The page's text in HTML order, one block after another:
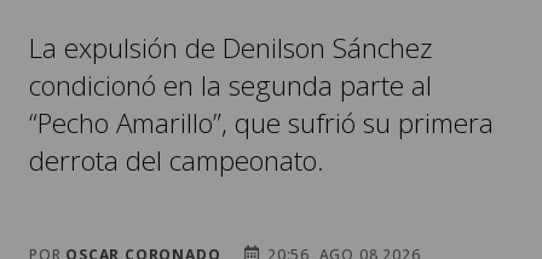
La expulsión de Denilson Sánchez
condicionó en la segunda parte al
“Pecho Amarillo”, que sufrió su primera
derrota del campeonato.
POR OSCAR CORONADO
20:56, AGO 08 2026